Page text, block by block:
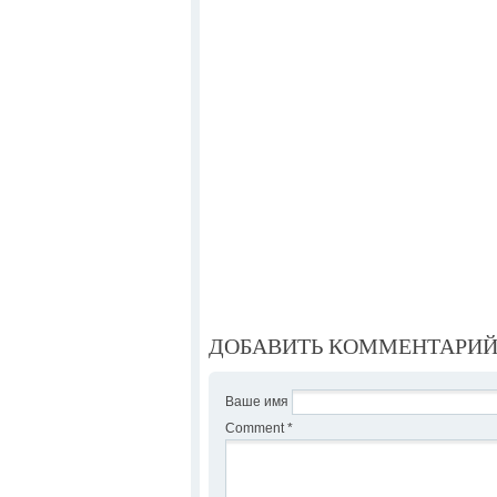
ДОБАВИТЬ КОММЕНТАРИЙ
Ваше имя
Comment *